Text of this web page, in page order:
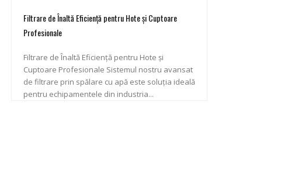
Filtrare de Înaltă Eficiență pentru Hote și Cuptoare
Profesionale
Filtrare de Înaltă Eficiență pentru Hote și
Cuptoare Profesionale Sistemul nostru avansat
de filtrare prin spălare cu apă este soluția ideală
pentru echipamentele din industria...